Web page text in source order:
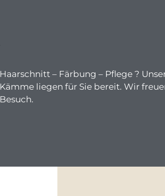
Haarschnitt – Färbung – Pflege ?
Kämme liegen für Sie bereit. Wir
Besuch.